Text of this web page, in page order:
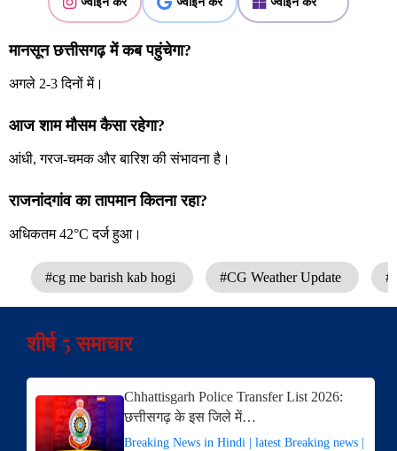
मानसून छत्तीसगढ़ में कब पहुंचेगा?
अगले 2-3 दिनों में।
आज शाम मौसम कैसा रहेगा?
आंधी, गरज-चमक और बारिश की संभावना है।
राजनांदगांव का तापमान कितना रहा?
अधिकतम 42°C दर्ज हुआ।
#cg me barish kab hogi #CG Weather Update
शीर्ष 5 समाचार
Chhattisgarh Police Transfer List 2026:
छत्तीसगढ़ के इस जिले में…
Breaking News in Hindi | latest Breaking news |